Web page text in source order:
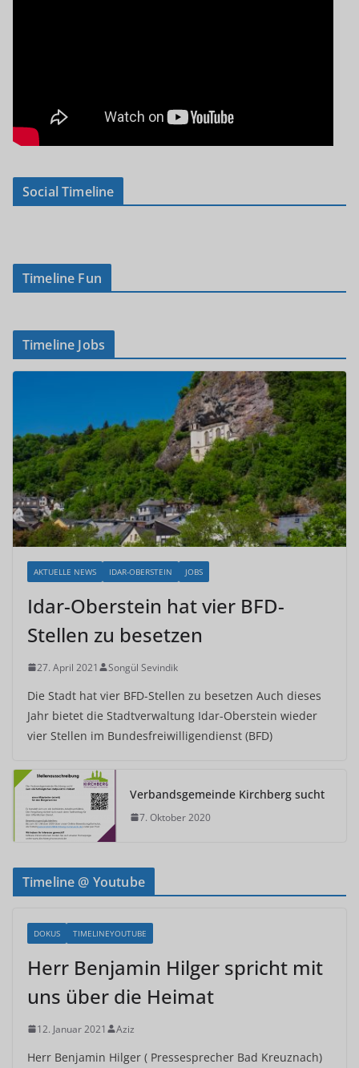
Social Timeline
Timeline Fun
Timeline Jobs
AKTUELLE NEWS IDAR-OBERSTEIN JOBS
Idar-Oberstein hat vier BFD-
Stellen zu besetzen
27. April 2021 Songül Sevindik
Die Stadt hat vier BFD-Stellen zu besetzen Auch dieses
Jahr bietet die Stadtverwaltung Idar-Oberstein wieder
vier Stellen im Bundesfreiwilligendienst (BFD)
Verbandsgemeinde Kirchberg sucht
7. Oktober 2020
Timeline @ Youtube
DOKUS TIMELINEYOUTUBE
Herr Benjamin Hilger spricht mit
uns über die Heimat
12. Januar 2021 Aziz
Herr Benjamin Hilger ( Pressesprecher Bad Kreuznach)